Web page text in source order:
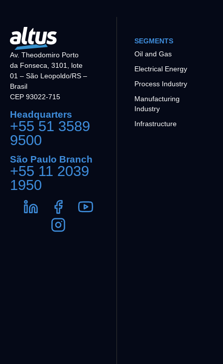
Av. Theodomiro Porto
da Fonseca, 3101, lote
01 – São Leopoldo/RS –
Brasil
CEP 93022-715
Headquarters
+55 51 3589
9500
São Paulo Branch
+55 11 2039
1950
SEGMENTS
Oil and Gas
Electrical Energy
Process Industry
Manufacturing
Industry
Infrastructure